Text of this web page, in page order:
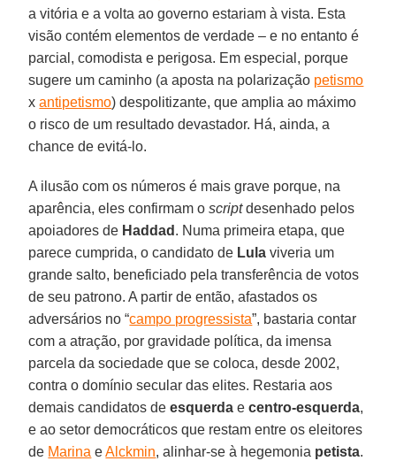
a vitória e a volta ao governo estariam à vista. Esta
visão contém elementos de verdade – e no entanto é
parcial, comodista e perigosa. Em especial, porque
sugere um caminho (a aposta na polarização petismo
xantipetismo) despolitizante, que amplia ao máximo
o risco de um resultado devastador. Há, ainda, a
chance de evitá-lo.
A ilusão com os números é mais grave porque, na
aparência, eles confirmam oscriptdesenhado pelos
apoiadores de Haddad . Numa primeira etapa, que
parece cumprida, o candidato de Lula viveria um
grande salto, beneficiado pela transferência de votos
de seu patrono. A partir de então, afastados os
adversários no “campo progressista”, bastaria contar
com a atração, por gravidade política, da imensa
parcela da sociedade que se coloca, desde 2002,
contra o domínio secular das elites. Restaria aos
demais candidatos deesquerda ecentro-esquerda,
e ao setor democráticos que restam entre os eleitores
de Marina eAlckmin, alinhar-se à hegemonia petista.